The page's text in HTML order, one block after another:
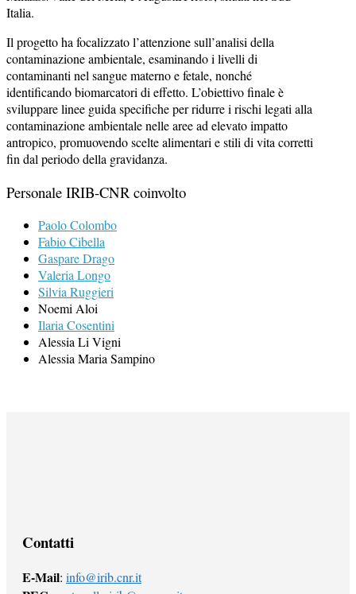
Italia.
Il progetto ha focalizzato l’attenzione sull’analisi della
contaminazione ambientale, esaminando i livelli di
contaminanti nel sangue materno e fetale, nonché
identificando biomarcatori di effetto. L’obiettivo finale è
sviluppare linee guida specifiche per ridurre i rischi legati alla
contaminazione ambientale nelle aree ad elevato impatto
antropico, promuovendo scelte alimentari e stili di vita corretti
fin dal periodo della gravidanza.
Personale IRIB-CNR coinvolto
Paolo Colombo
Fabio Cibella
Gaspare Drago
Valeria Longo
Silvia Ruggieri
Noemi Aloi
Ilaria Cosentini
Alessia Li Vigni
Alessia Maria Sampino
Contatti
E-Mail: info@irib.cnr.it